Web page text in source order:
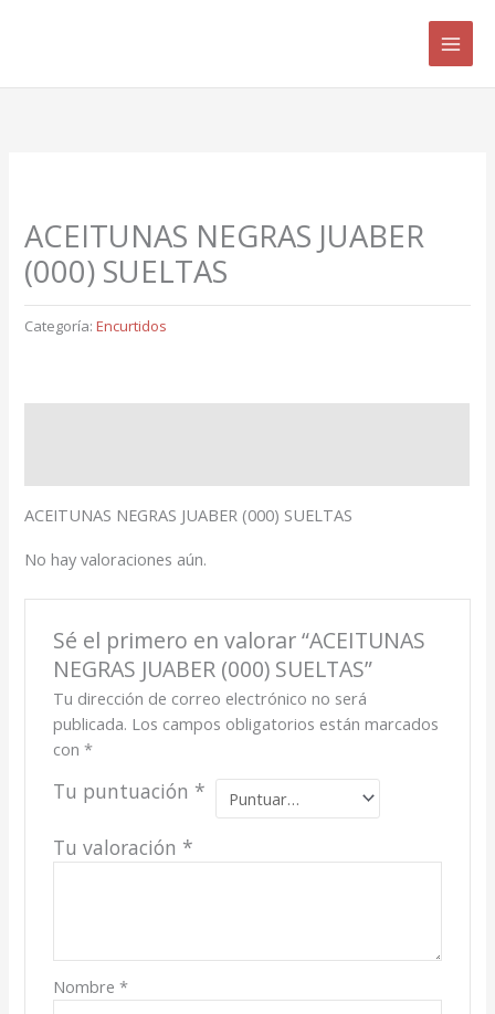
o
r
:
ACEITUNAS NEGRAS JUABER
(000) SUELTAS
Categoría:Encurtidos
ACEITUNAS NEGRAS JUABER (000) SUELTAS
No hay valoraciones aún.
Sé el primero en valorar “ACEITUNAS
NEGRAS JUABER (000) SUELTAS”
Tu dirección de correo electrónico no será
publicada. Los campos obligatorios están marcados
con *
Tu puntuación *
Tu valoración *
Nombre *